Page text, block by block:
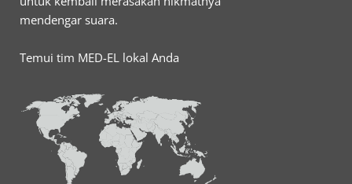
mendengar suara.
Temui tim MED-EL lokal Anda